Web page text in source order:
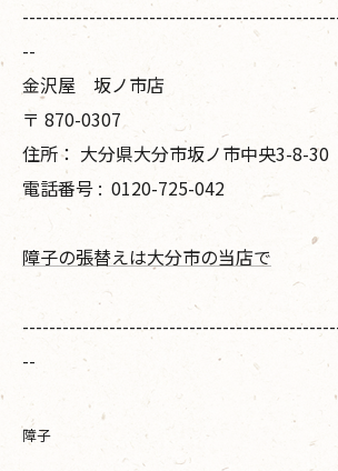
--
金沢屋 坂ノ市店
〒 870-0307
住所： 大分県大分市坂ノ市中央3-8-30
電話番号 : 0120-725-042
障子の張替えは大分市の当店で
--
障子